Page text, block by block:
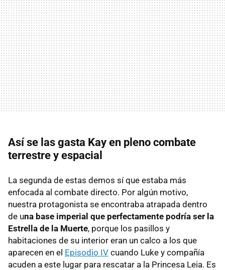
Así se las gasta Kay en pleno combate
terrestre y espacial
La segunda de estas demos sí que estaba más
enfocada al combate directo. Por algún motivo,
nuestra protagonista se encontraba atrapada dentro
de una base imperial que perfectamente podría ser la
Estrella de la Muerte, porque los pasillos y
habitaciones de su interior eran un calco a los que
aparecen en el Episodio IV cuando Luke y compañía
acuden a este lugar para rescatar a la Princesa Leia. Es